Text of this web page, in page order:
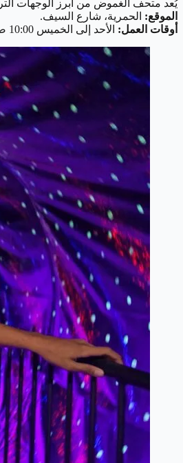
يُعد متحف الغموض من أبرز الوجهات
الموقع: الحمرية، شارع السيف.
أوقات العمل: الأحد إلى الخميس 10:00 صباحًا – 10:00 مساءً، الجمعة إلى السبت 10:00 صباحًا – 11:00 مساءً.